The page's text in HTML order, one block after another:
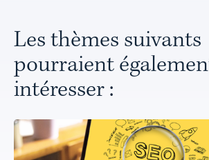
Les thèmes suivants
pourraient
intéresser :